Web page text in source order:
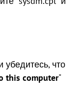
убедитесь, что
this computer"